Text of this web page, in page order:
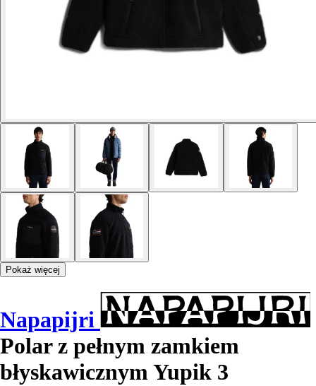
Pokaż więcej
Napapijri
Polar z pełnym zamkiem
błyskawicznym Yupik 3